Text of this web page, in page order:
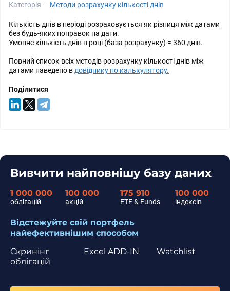
Категорія — Методи розрахунку кількості днів
Кількість днів в періоді розраховується як різниця між датами
без будь-яких поправок на дати.
Умовне кількість днів в році (база розрахунку) = 360 днів.
Повний список всіх методів розрахунку кількості днів між
датами наведено в довіднику по калькулятору.
Поділитися
Вивчити найповнішу базу даних
1 000 000
облігацій
100 000
акцій
175 910
ETF & Funds
100 000
індексів
Відстежуйте свій портфель
найефективнішим способом
Скринінг
облігацій
Watchlist
Excel ADD-IN